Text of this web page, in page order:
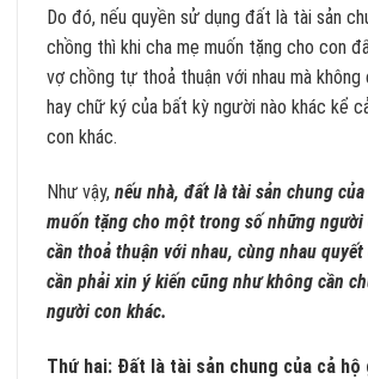
Do đó, nếu quyền sử dụng đất là tài sản
chồng thì khi cha mẹ muốn tặng cho con
vợ chồng tự thoả thuận với nhau mà không
hay chữ ký của bất kỳ người nào khác kể
con khác.
Như vậy, nếu nhà, đất là tài sản chung
muốn tặng cho một trong số những người
cần thoả thuận với nhau, cùng nhau
cần phải xin ý kiến cũng như không cần
người con khác.
Thứ hai: Đất là tài sản chung của cả